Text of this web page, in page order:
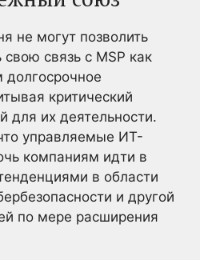
не могут позволить
связь с MSP как
критический
для их деятельности.
управляемые ИТ-
компаниям идти в
в области
и другой
по мере расширения